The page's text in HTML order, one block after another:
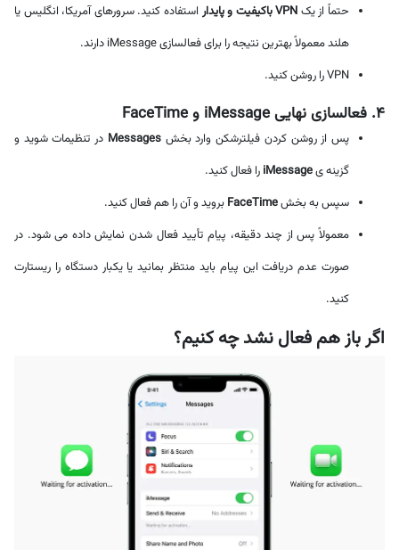
حتماً از یک VPN باکیفیت و پایدار
استفاده کنید. سرورهای آمریکا، انگلیس یا
هلند معمولاً بهترین نتیجه را برای فعالسازی iMessage دارند.
VPN را روشن کنید.
۴. فعالسازی نهایی iMessage و FaceTime
پس از روشن کردن فیلترشکن وارد بخشMessages در تنظیمات شوید و
گزینه یiMessage را فعال کنید.
سپس به بخشFaceTime بروید و آن را هم فعال کنید.
معمولاً پس از چند دقیقه، پیام تأیید فعال شدن نمایش داده می شود. در
صورت عدم دریافت این پیام باید منتظر بمانید یا یکبار دستگاه را ریستارت
کنید.
اگر باز هم فعال نشد چه کنیم؟